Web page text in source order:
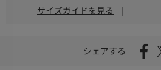
サイズガイドを見る |
シェアする